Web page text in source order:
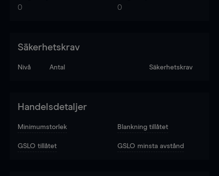
0 0
Säkerhetskrav
Nivå Antal Säkerhetskrav
Handelsdetaljer
Minimumstorlek Blankning tillåtet
GSLO tillåtet GSLO minsta avstånd